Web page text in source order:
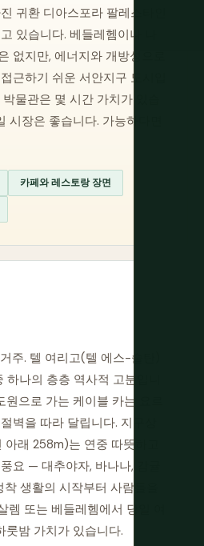
귀환 디아스포라 팔레스타인
있습니다. 베들레헴이나 나
없지만, 에너지와 개방성으로
근하기 쉬운 서안지구 도시입
물관은 몇 시간 가치가 있습
장은 좋습니다. 가능하다면
카페와 레스토랑 장면
주. 텔 여리고(텔 에스-술탄)
나의 층층 역사적 고분입니
으로 가는 케이블 카는 요르
벽을 따라 달립니다. 지구상
래 258m)는 연중 따뜻하고
요 — 대추야자, 바나나, 감귤
생활의 시작부터 사람들을
렘 또는 베들레헴에서 당일 여
룻밤 가치가 있습니다.